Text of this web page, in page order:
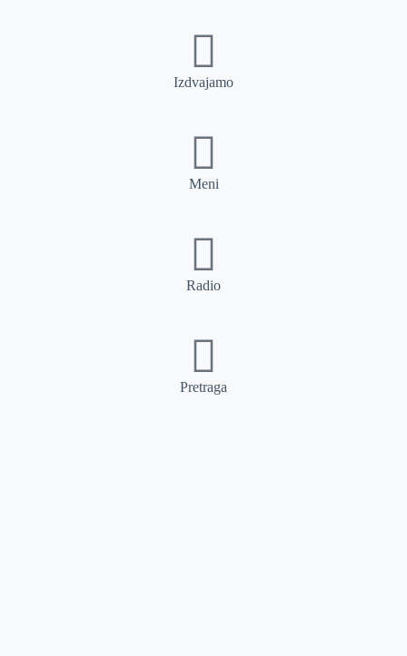
Izdvajamo
Meni
Radio
Pretraga